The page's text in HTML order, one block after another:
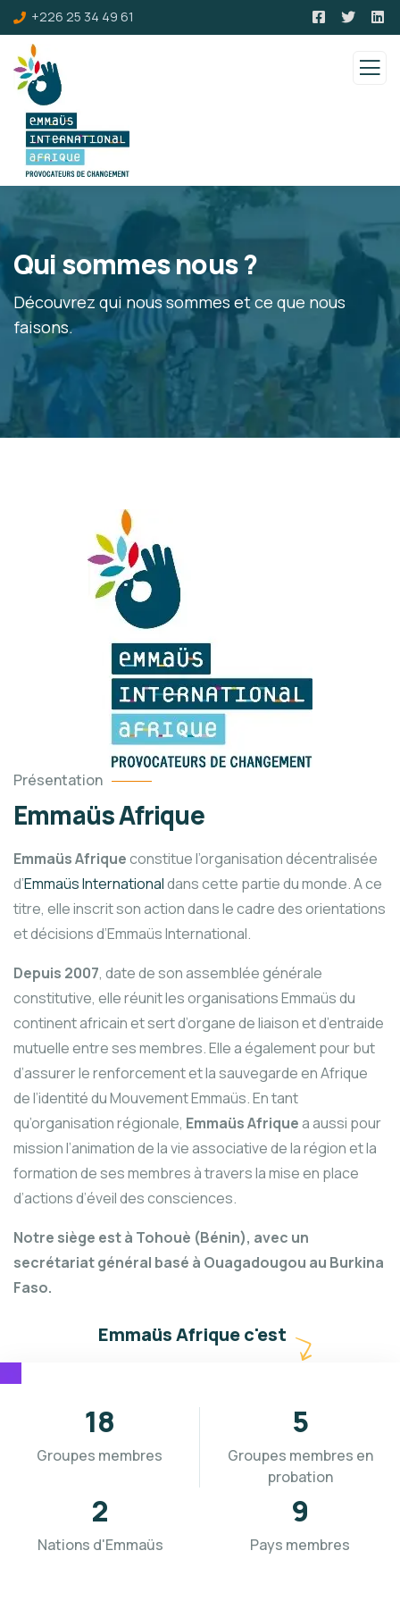
+226 25 34 49 61
Qui sommes nous ?
Découvrez qui nous sommes et ce que nous
faisons.
Présentation
Emmaüs Afrique
Emmaüs Afriqueconstitue l’organisation décentralisée
d’Emmaüs Internationaldans cette partie du monde. A ce
titre, elle inscrit son action dans le cadre des orientations
et décisions d’Emmaüs International.
Depuis 2007, date de son assemblée générale
constitutive, elle réunit les organisations Emmaüs du
continent africain et sert d’organe de liaison et d’entraide
mutuelle entre ses membres. Elle a également pour but
d’assurer le renforcement et la sauvegarde en Afrique
de l’identité du Mouvement Emmaüs. En tant
qu’organisation régionale, Emmaüs Afriquea aussi pour
mission l’animation de la vie associative de la région et la
formation de ses membres à travers la mise en place
d’actions d’éveil des consciences.
Notre siège est à Tohouè (Bénin), avec un
secrétariat général basé à Ouagadougou au Burkina
Faso.
Emmaüs Afrique c'est
18
Groupes membres
5
Groupes membres en
probation
2
Nations d'Emmaüs
9
Pays membres